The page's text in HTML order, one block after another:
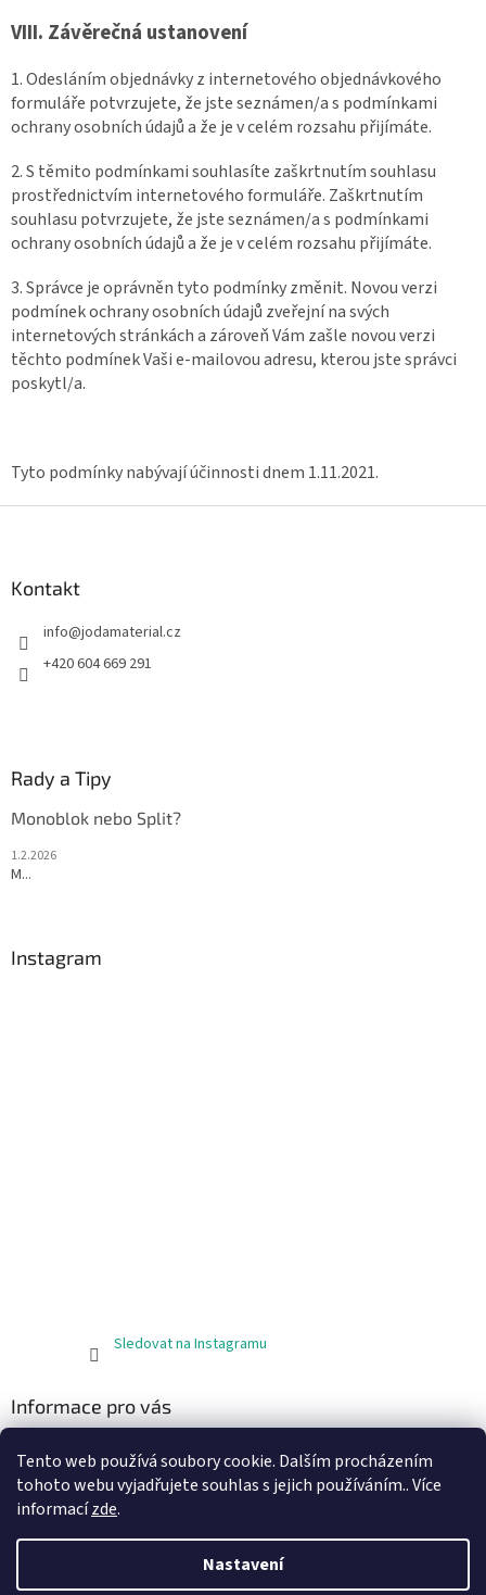
Tento web používá soubory cookie. Dalším procházením
tohoto webu vyjadřujete souhlas s jejich používáním.. Více
informacízde.
Nastavení
VIII. Závěrečná ustanovení
1. Odesláním objednávky z internetového objednávkového
formuláře potvrzujete, že jste seznámen/a s podmínkami
ochrany osobních údajů a že je v celém rozsahu přijímáte.
2. S těmito podmínkami souhlasíte zaškrtnutím souhlasu
prostřednictvím internetového formuláře. Zaškrtnutím
souhlasu potvrzujete, že jste seznámen/a s podmínkami
ochrany osobních údajů a že je v celém rozsahu přijímáte.
3. Správce je oprávněn tyto podmínky změnit. Novou verzi
podmínek ochrany osobních údajů zveřejní na svých
internetových stránkách a zároveň Vám zašle novou verzi
těchto podmínek Vaši e-mailovou adresu, kterou jste správci
poskytl/a.
Tyto podmínky nabývají účinnosti dnem 1.11.2021.
Kontakt
info@jodamaterial.cz
+420 604 669 291
Rady a Tipy
Monoblok nebo Split?
1.2.2026
M...
Instagram
Sledovat na Instagramu
Informace pro vás
Podmínky ochrany osobních údajů
Vytvořil Shoptet